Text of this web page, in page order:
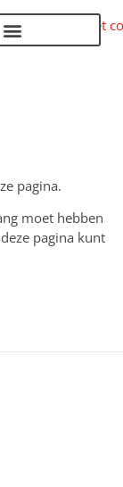
pagina.
moet hebben
pagina kunt